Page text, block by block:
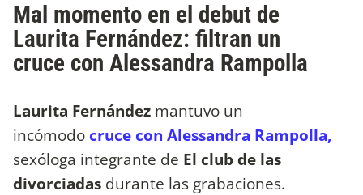
Mal momento en el debut de
Laurita Fernández: filtran un
cruce con Alessandra Rampolla
Laurita Fernández mantuvo un
incómodo cruce con Alessandra Rampolla,
sexóloga integrante de El club de las
divorciadas durante las grabaciones.